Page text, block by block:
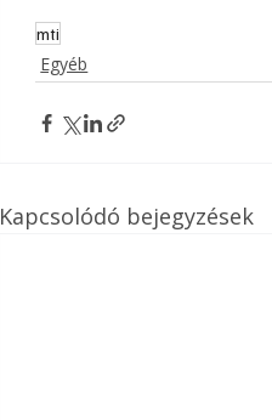
mti
Egyéb
Kapcsolódó bejegyzések